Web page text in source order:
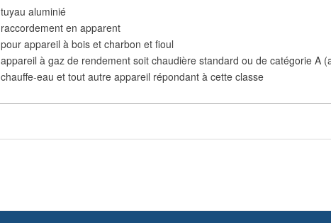
tuyau aluminié
raccordement en apparent
pour appareil à bois et charbon et fioul
appareil à gaz de rendement soit chaudière standard ou de catégorie A
chauffe-eau et tout autre appareil répondant à cette classe